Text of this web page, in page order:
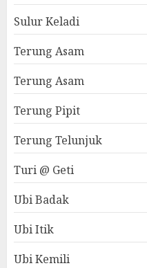
Sulur Keladi
Terung Asam
Terung Asam
Terung Pipit
Terung Telunjuk
Turi @ Geti
Ubi Badak
Ubi Itik
Ubi Kemili